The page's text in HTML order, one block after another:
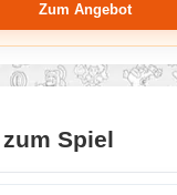
Zum Angebot
Spiel